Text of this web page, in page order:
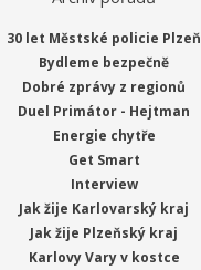
30 let Městské policie Plzeň
Bydleme bezpečně
Dobré zprávy z regionů
Duel Primátor - Hejtman
Energie chytře
Get Smart
Interview
Jak žije Karlovarský kraj
Jak žije Plzeňský kraj
Karlovy Vary v kostce